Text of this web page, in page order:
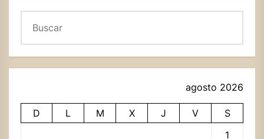
agosto 2026
D L M X J V
S
1